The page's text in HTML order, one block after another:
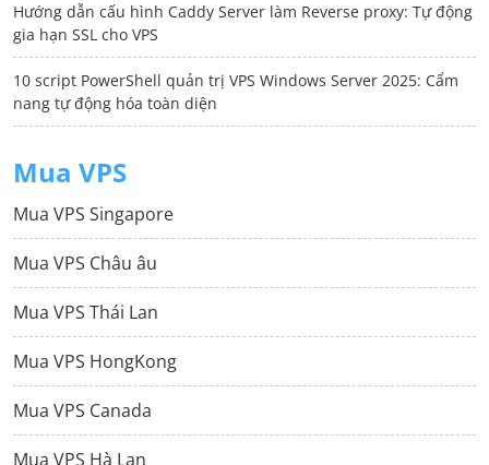
Hướng dẫn cấu hình Caddy Server làm Reverse proxy: Tự động
gia hạn SSL cho VPS
10 script PowerShell quản trị VPS Windows Server 2025: Cẩm
nang tự động hóa toàn diện
Mua VPS
Mua VPS Singapore
Mua VPS Châu âu
Mua VPS Thái Lan
Mua VPS HongKong
Mua VPS Canada
Mua VPS Hà Lan